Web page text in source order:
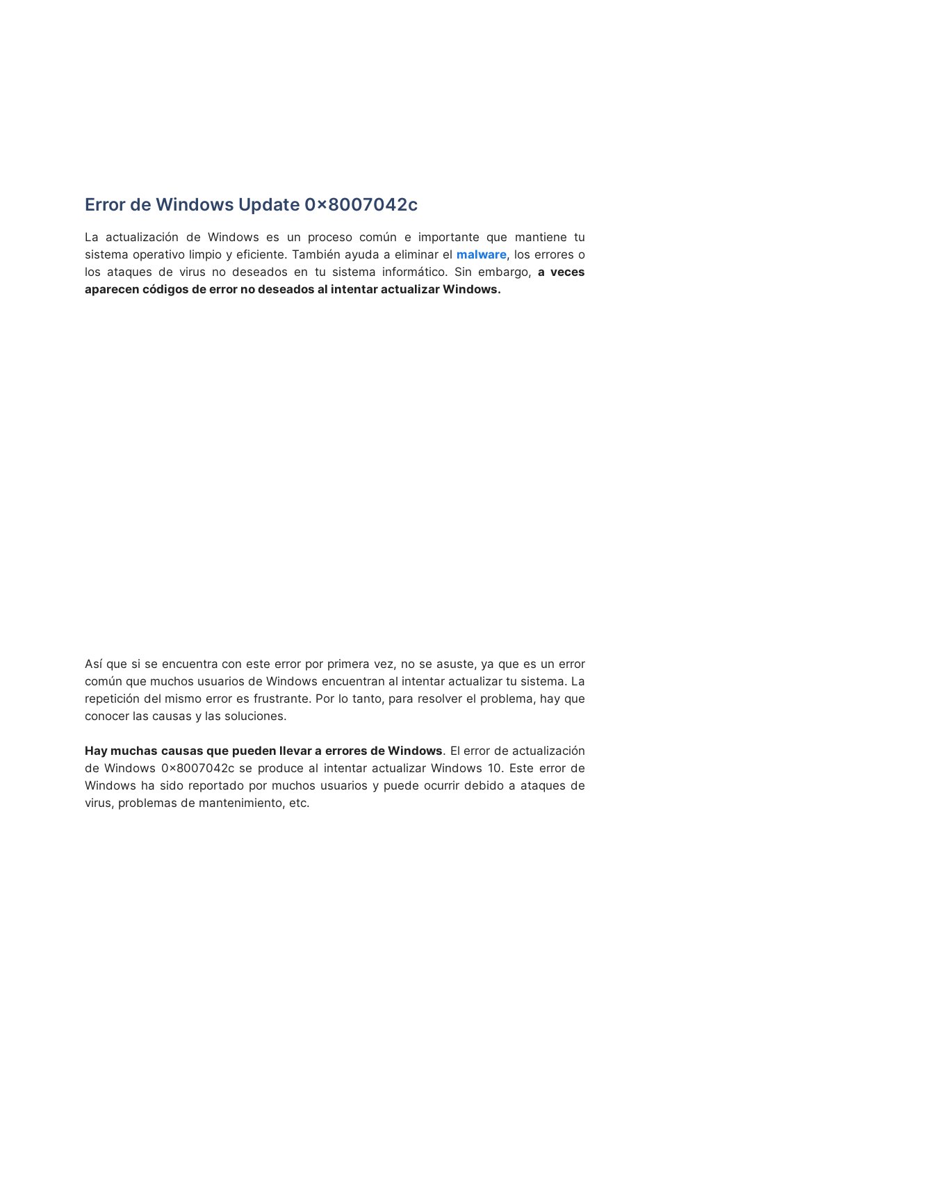
Error de Windows Update 0x8007042c
La actualización de Windows es un proceso común e importante que mantiene tu
sistema operativo limpio y eficiente. También ayuda a eliminar el malware, los errores o
los ataques de virus no deseados en tu sistema informático. Sin embargo, a veces
aparecen códigos de error no deseados al intentar actualizar Windows.
Así que si se encuentra con este error por primera vez, no se asuste, ya que es un error
común que muchos usuarios de Windows encuentran al intentar actualizar tu sistema. La
repetición del mismo error es frustrante. Por lo tanto, para resolver el problema, hay que
conocer las causas y las soluciones.
Hay muchas causas que pueden llevar a errores de Windows. El error de actualización
de Windows 0x8007042c se produce al intentar actualizar Windows 10. Este error de
Windows ha sido reportado por muchos usuarios y puede ocurrir debido a ataques de
virus, problemas de mantenimiento, etc.